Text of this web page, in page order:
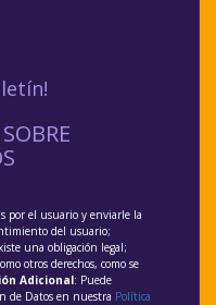
por el usuario y enviarle la
del usuario;
una obligación legal;
otros derechos, como se
Adicional: Puede
de Datos en nuestra Política